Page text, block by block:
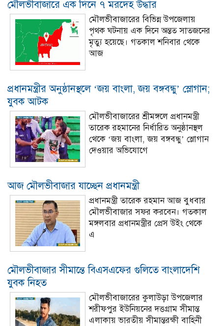
মৌলভীবাজারে এক দিনে ৭ মরদেহ উদ্ধার
মৌলভীবাজারের বিভিন্ন উপজেলায়
পৃথক ঘটনায় এক দিনে অন্তত সাতজনের
মৃত্যু হয়েছে। গতকাল শনিবার থেকে
আজ
প্রধানমন্ত্রীর অনুষ্ঠানস্থলে ‘জয় বাংলা, জয় বঙ্গবন্ধু’ স্লোগান;
যুবক আটক
মৌলভীবাজারের শ্রীমঙ্গলে প্রধানমন্ত্রী
তারেক রহমানের নির্ধারিত অনুষ্ঠানস্থল
থেকে ‘জয় বাংলা, জয় বঙ্গবন্ধু’ স্লোগান
দেওয়ার অভিযোগে
আজ মৌলভীবাজার যাচ্ছেন প্রধানমন্ত্রী
প্রধানমন্ত্রী তারেক রহমান আজ বুধবার
মৌলভীবাজার সফর করবেন। গতকাল
মঙ্গলবার প্রধানমন্ত্রীর প্রেস উইং থেকে
এ
মৌলভীবাজার সীমান্তে বিএসএফের গুলিতে বাংলাদেশি
যুবক নিহত
মৌলভীবাজারের কুলাউড়া উপজেলার
শরীফপুর ইউনিয়নের দত্তগ্রাম সীমান্ত
এলাকায় ভারতীয় সীমান্তরক্ষী বাহিনী